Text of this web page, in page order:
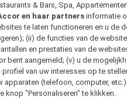
& Bars, Spa,
en haar partners informatie
te laten functioneren en u de
(ii) de functies van de
en prestaties van de
bent aangemeld; (v) u de
van uw interesses op te
apparaten (telefoon, computer,
knop "Personaliseren" te klikken.